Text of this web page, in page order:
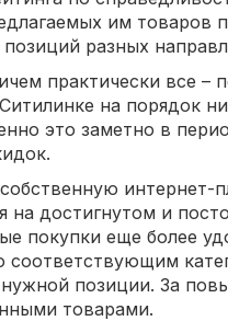
им товаров
разных
практически все
на порядок
это заметно в
интернет-
на достигнутом и
покупки еще более
соответствующим
позиции. За
товарами.